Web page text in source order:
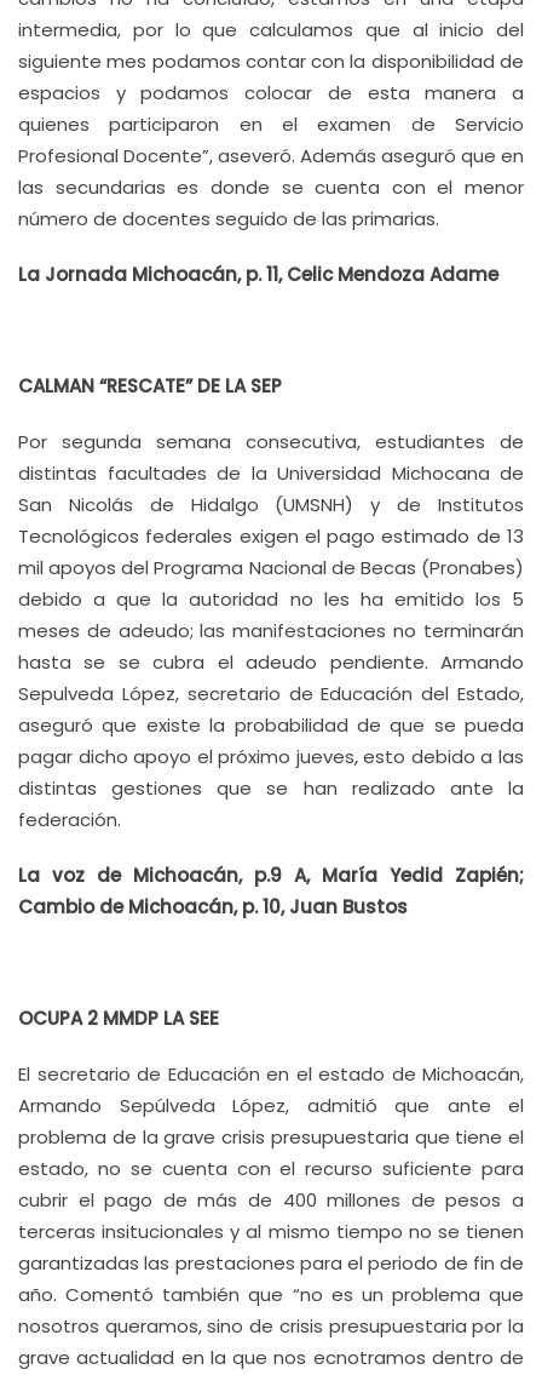
intermedia, por lo que calculamos que al inicio del
siguiente mes podamos contar con la disponibilidad de
espacios y podamos colocar de esta manera a
quienes participaron en el examen de Servicio
Profesional Docente”, aseveró. Además aseguró que en
las secundarias es donde se cuenta con el menor
número de docentes seguido de las primarias.
La Jornada Michoacán, p. 11, Celic Mendoza Adame
CALMAN “RESCATE” DE LA SEP
Por segunda semana consecutiva, estudiantes de
distintas facultades de la Universidad Michocana de
San Nicolás de Hidalgo (UMSNH) y de Institutos
Tecnológicos federales exigen el pago estimado de 13
mil apoyos del Programa Nacional de Becas (Pronabes)
debido a que la autoridad no les ha emitido los 5
meses de adeudo; las manifestaciones no terminarán
hasta se se cubra el adeudo pendiente. Armando
Sepulveda López, secretario de Educación del Estado,
aseguró que existe la probabilidad de que se pueda
pagar dicho apoyo el próximo jueves, esto debido a las
distintas gestiones que se han realizado ante la
federación.
La voz de Michoacán, p.9 A, María Yedid Zapién;
Cambio de Michoacán, p. 10, Juan Bustos
OCUPA 2 MMDP LA SEE
El secretario de Educación en el estado de Michoacán,
Armando Sepúlveda López, admitió que ante el
problema de la grave crisis presupuestaria que tiene el
estado, no se cuenta con el recurso suficiente para
cubrir el pago de más de 400 millones de pesos a
terceras insitucionales y al mismo tiempo no se tienen
garantizadas las prestaciones para el periodo de fin de
año. Comentó también que “no es un problema que
nosotros queramos, sino de crisis presupuestaria por la
grave actualidad en la que nos ecnotramos dentro de